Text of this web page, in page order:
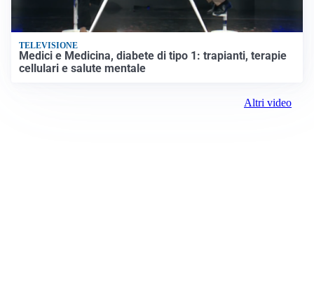
TELEVISIONE
Medici e Medicina, diabete di tipo 1: trapianti, terapie
cellulari e salute mentale
Altri video